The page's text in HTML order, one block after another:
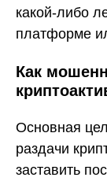
какой-либо
платформе
Как
Основная
раздачи
заставить